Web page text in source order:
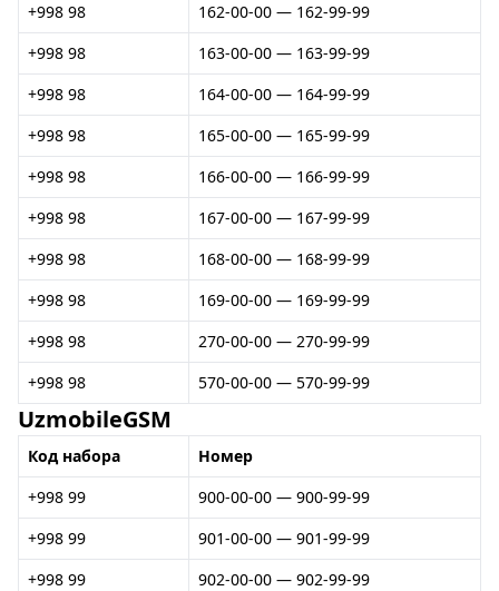
+998 98
162-00-00 — 162-99-99
+998 98
163-00-00 — 163-99-99
+998 98
164-00-00 — 164-99-99
+998 98
165-00-00 — 165-99-99
+998 98
166-00-00 — 166-99-99
+998 98
167-00-00 — 167-99-99
+998 98
168-00-00 — 168-99-99
+998 98
169-00-00 — 169-99-99
+998 98
270-00-00 — 270-99-99
+998 98
570-00-00 — 570-99-99
UzmobileGSM
Код набора
Номер
+998 99
900-00-00 — 900-99-99
+998 99
901-00-00 — 901-99-99
+998 99
902-00-00 — 902-99-99